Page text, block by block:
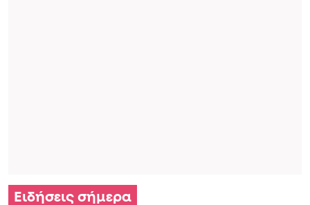
Ειδήσεις σήμερα